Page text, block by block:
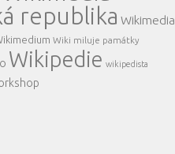
republika Wikimedia
Wiki miluje památky
Wikipedie wikipedista